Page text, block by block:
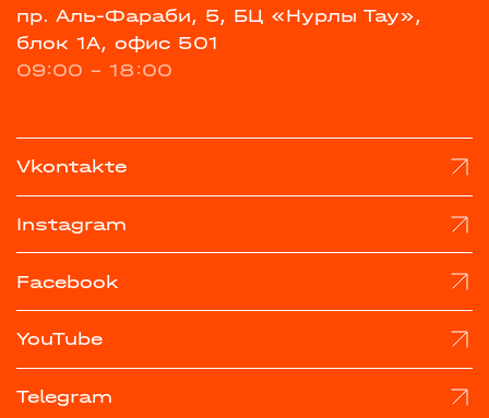
пр. Аль-Фараби, 5, БЦ «Нурлы Тау»,
блок 1А, офис 501
09:00 - 18:00
Vkontakte
Instagram
Facebook
YouTube
Telegram